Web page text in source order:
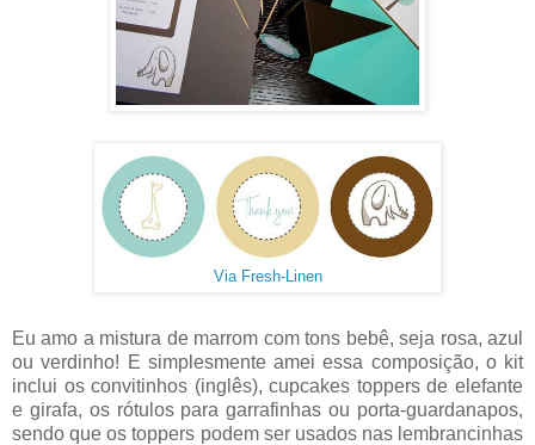
Via Fresh-Linen
Eu amo a mistura de marrom com tons bebê, seja rosa, azul
ou verdinho! E simplesmente amei essa composição, o kit
inclui os convitinhos (inglês), cupcakes toppers de elefante
e girafa, os rótulos para garrafinhas ou porta-guardanapos,
sendo que os toppers podem ser usados nas lembrancinhas